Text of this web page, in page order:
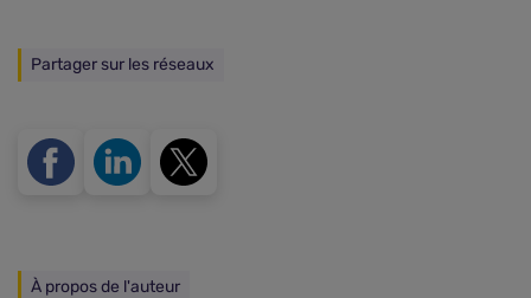
Partager sur les réseaux
À propos de l'auteur